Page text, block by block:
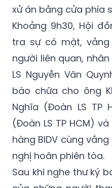
phân chia khu vực,
bị hạn chế đi lại.
xử án bằng cửa phía
Khoảng 9h30, Hội
tra sự có mặt,
người liên quan,
LS Nguyễn Văn
bào chữa cho ông
Nghĩa (Đoàn LS TP
(Đoàn LS TP HCM)
hàng BIDV cùng